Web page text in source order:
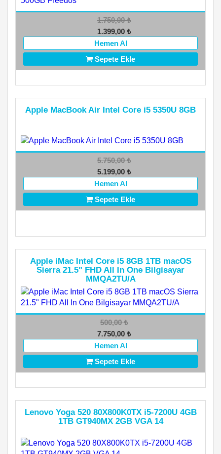
1.750,00₺
1.399,00 ₺
Hemen Al
Sepete Ekle
Apple MacBook Air Intel Core i5 5350U 8GB
5.750,00₺
5.199,00 ₺
Hemen Al
Sepete Ekle
Apple iMac Intel Core i5 8GB 1TB macOS
Sierra 21.5" FHD All In One Bilgisayar
MMQA2TU/A
500,00₺
7.750,00 ₺
Hemen Al
Sepete Ekle
Lenovo Yoga 520 80X800K0TX i5-7200U 4GB
1TB GT940MX 2GB VGA 14